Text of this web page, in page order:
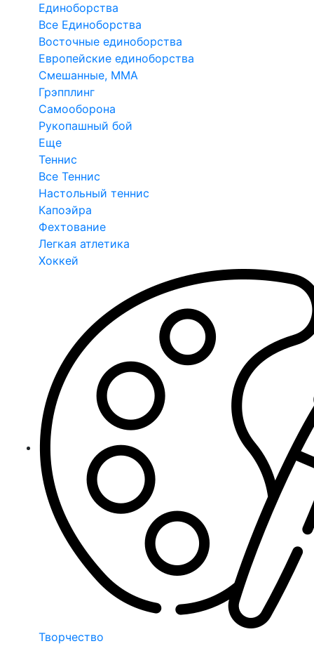
Единоборства
Все Единоборства
Восточные единоборства
Европейские единоборства
Смешанные, ММА
Грэпплинг
Самооборона
Рукопашный бой
Еще
Теннис
Все Теннис
Настольный теннис
Капоэйра
Фехтование
Легкая атлетика
Хоккей
Творчество